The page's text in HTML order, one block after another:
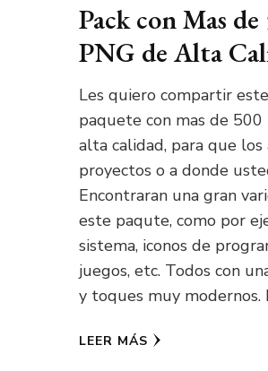
Pack con Mas
PNG de Alta
Les quiero compartir
paquete con mas de 500
alta calidad, para que los
proyectos o a donde
Encontraran una gran
este paqute, como por
sistema, iconos de
juegos, etc. Todos con
y toques muy modernos.
LEER MÁS